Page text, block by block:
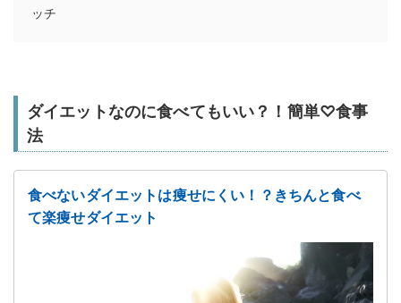
ッチ
ダイエットなのに食べてもいい？！簡単♡食事
法
食べないダイエットは痩せにくい！？きちんと食べ
て楽痩せダイエット